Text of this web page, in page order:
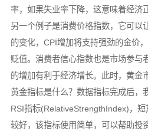
率，如果失业率下降，这意味着经济
另一个例子是消费价格指数，它可以
的变化，CPI增加将支持强劲的金价
贬值。消费者信心指数也是市场参与
的增加有利于经济增长。此时，黄金
黄金指标是什么？数据指标完成后，
RSI指标(RelativeStrengthIndex)，
较好，该指标使用简单，可以帮助投